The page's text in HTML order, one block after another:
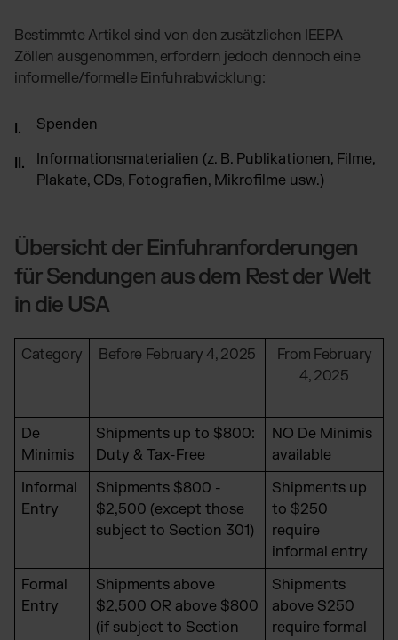
Bestimmte Artikel sind von den zusätzlichen IEEPA
Zöllen ausgenommen, erfordern jedoch dennoch eine
informelle/formelle Einfuhrabwicklung:
Spenden
Informationsmaterialien (z. B. Publikationen, Filme,
Plakate, CDs, Fotografien, Mikrofilme usw.)
Übersicht der Einfuhranforderungen
für Sendungen aus dem Rest der Welt
in die USA
Category Before February 4, 2025
From February
4, 2025
De
Minimis
Shipments up to $800:
Duty & Tax-Free
NO De Minimis
available
Informal
Entry
Shipments $800 -
$2,500 (except those
subject to Section 301)
Shipments up
to $250
require
informal entry
Formal
Entry
Shipments above
$2,500 OR above $800
(if subject to Section
Shipments
above $250
require formal